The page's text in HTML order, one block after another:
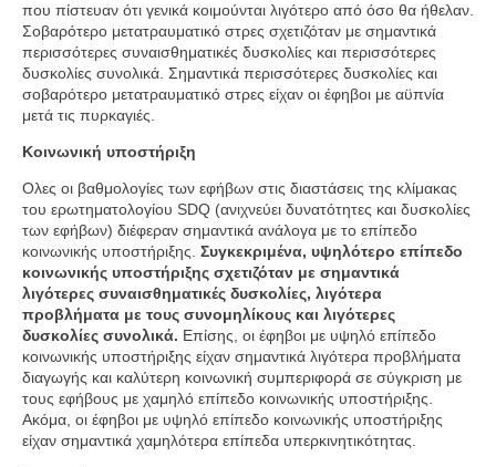
που πίστευαν ότι γενικά κοιμούνται λιγότερο από όσο θα ήθελαν.
Σοβαρότερο μετατραυματικό στρες σχετιζόταν με σημαντικά
περισσότερες συναισθηματικές δυσκολίες και περισσότερες
δυσκολίες συνολικά. Σημαντικά περισσότερες δυσκολίες και
σοβαρότερο μετατραυματικό στρες είχαν οι έφηβοι με αϋπνία
μετά τις πυρκαγιές.
Κοινωνική υποστήριξη
Ολες οι βαθμολογίες των εφήβων στις διαστάσεις της κλίμακας
του ερωτηματολογίου SDQ (ανιχνεύει δυνατότητες και δυσκολίες
των εφήβων) διέφεραν σημαντικά ανάλογα με το επίπεδο
κοινωνικής υποστήριξης. Συγκεκριμένα, υψηλότερο επίπεδο
κοινωνικής υποστήριξης σχετιζόταν με σημαντικά
λιγότερες συναισθηματικές δυσκολίες, λιγότερα
προβλήματα με τους συνομηλίκους και λιγότερες
δυσκολίες συνολικά. Επίσης, οι έφηβοι με υψηλό επίπεδο
κοινωνικής υποστήριξης είχαν σημαντικά λιγότερα προβλήματα
διαγωγής και καλύτερη κοινωνική συμπεριφορά σε σύγκριση με
τους εφήβους με χαμηλό επίπεδο κοινωνικής υποστήριξης.
Ακόμα, οι έφηβοι με υψηλό επίπεδο κοινωνικής υποστήριξης
είχαν σημαντικά χαμηλότερα επίπεδα υπερκινητικότητας.